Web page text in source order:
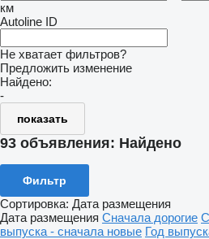
км
Autoline ID
Не хватает фильтров?
Предложить изменение
Найдено:
-
показать
93 объявления: Найдено
Фильтр
Сортировка: Дата размещения
Дата размещения Сначала дорогие
выпуска - сначала новые Год